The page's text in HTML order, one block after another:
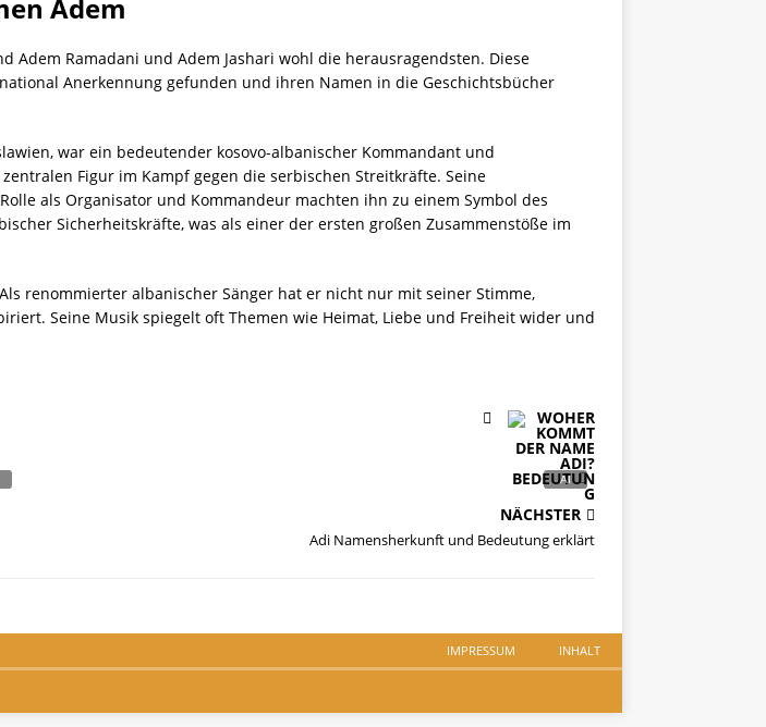
Adem
Adem Ramadani und Adem Jashari wohl die herausragendsten. Diese
Anerkennung gefunden und ihren Namen in die Geschichtsbücher
war ein bedeutender kosovo-albanischer Kommandant und
Figur im Kampf gegen die serbischen Streitkräfte. Seine
als Organisator und Kommandeur machten ihn zu einem Symbol des
Sicherheitskräfte, was als einer der ersten großen Zusammenstöße im
renommierter albanischer Sänger hat er nicht nur mit seiner Stimme,
Seine Musik spiegelt oft Themen wie Heimat, Liebe und Freiheit wider und
NÄCHSTER
Adi Namensherkunft und Bedeutung erklärt
IMPRESSUM INHALT